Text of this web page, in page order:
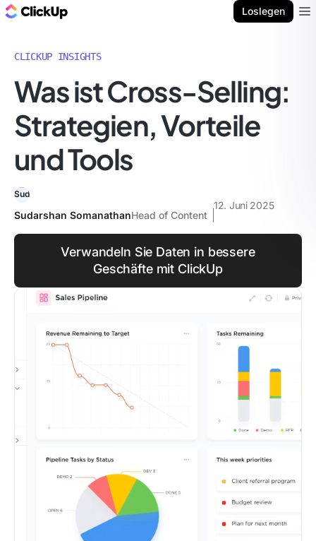
Loslegen
CLICKUP INSIGHTS
Was ist Cross-Selling:
Strategien, Vorteile
und Tools
Sudarshan SomanathanHead of Content
12. Juni 2025
Verwandeln Sie Daten in bessere
Geschäfte mit ClickUp